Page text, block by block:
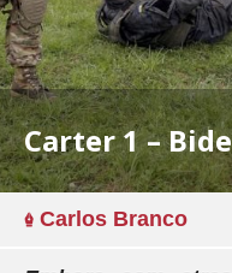
Carter 1 –
Carlos Branco